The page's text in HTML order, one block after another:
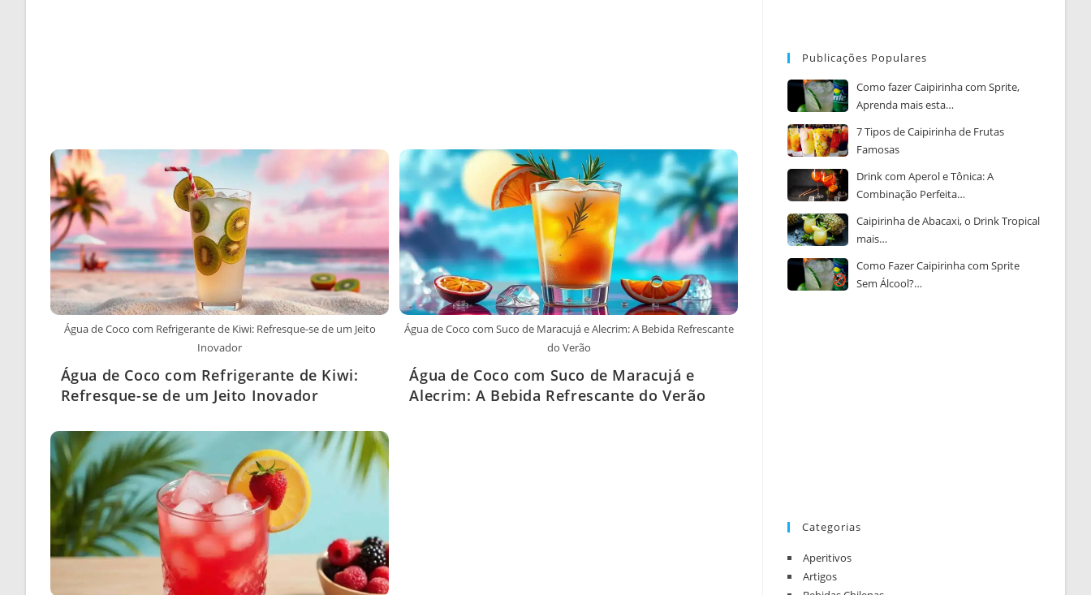
Água de Coco com Refrigerante de Kiwi: Refresque-se de um Jeito
Inovador
Água de Coco com Refrigerante de Kiwi:
Refresque-se de um Jeito Inovador
Água de Coco com Suco de Maracujá e Alecrim: A Bebida Refrescante
do Verão
Água de Coco com Suco de Maracujá e
Alecrim: A Bebida Refrescante do Verão
Publicações Populares
Como fazer Caipirinha com Sprite,
Aprenda mais esta…
7 Tipos de Caipirinha de Frutas
Famosas
Drink com Aperol e Tônica: A
Combinação Perfeita…
Caipirinha de Abacaxi, o Drink Tropical
mais…
Como Fazer Caipirinha com Sprite
Sem Álcool?…
Categorias
Aperitivos
Artigos